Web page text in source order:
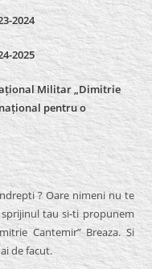
2024
2025
Militar „Dimitrie
pentru o
? Oare nimeni nu te
tau si-ti propunem
Cantemir” Breaza. Si
de facut.